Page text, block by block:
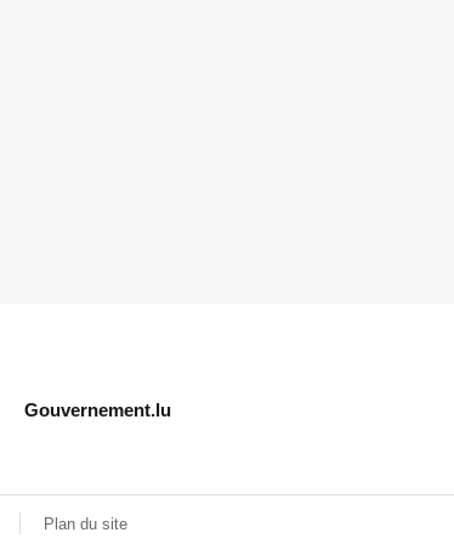
Gouvernement.lu
Plan du site